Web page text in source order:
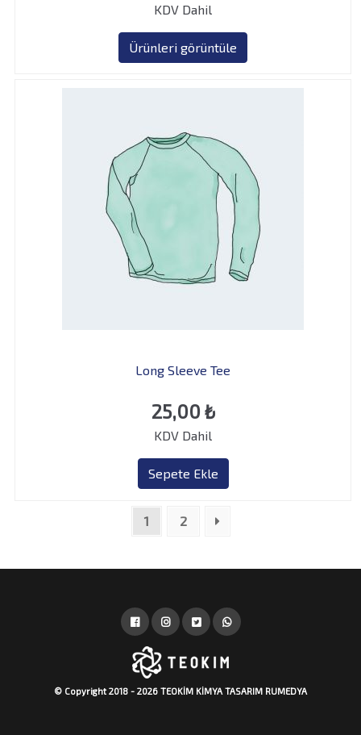
KDV Dahil
Ürünleri görüntüle
Long Sleeve Tee
25,00 ₺
KDV Dahil
Sepete Ekle
1 2
© Copyright 2018 - 2026 TEOKİM KİMYA TASARIM RUMEDYA